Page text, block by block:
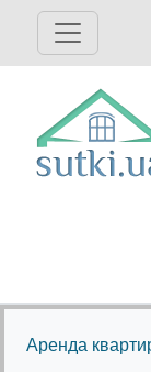
Аренда